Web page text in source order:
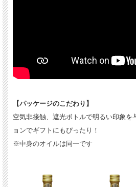
【パッケージのこだわり】
空気非接触、遮光ボトルで明るい印象を
ョンでギフトにもぴったり！
※中身のオイルは同一です